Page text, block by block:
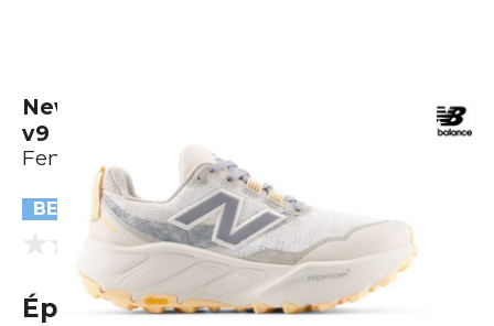
New Balance Fresh Foam Hierro
v9
Femme
BESTSELLER
0.0 (0 Avis)
Épuisé